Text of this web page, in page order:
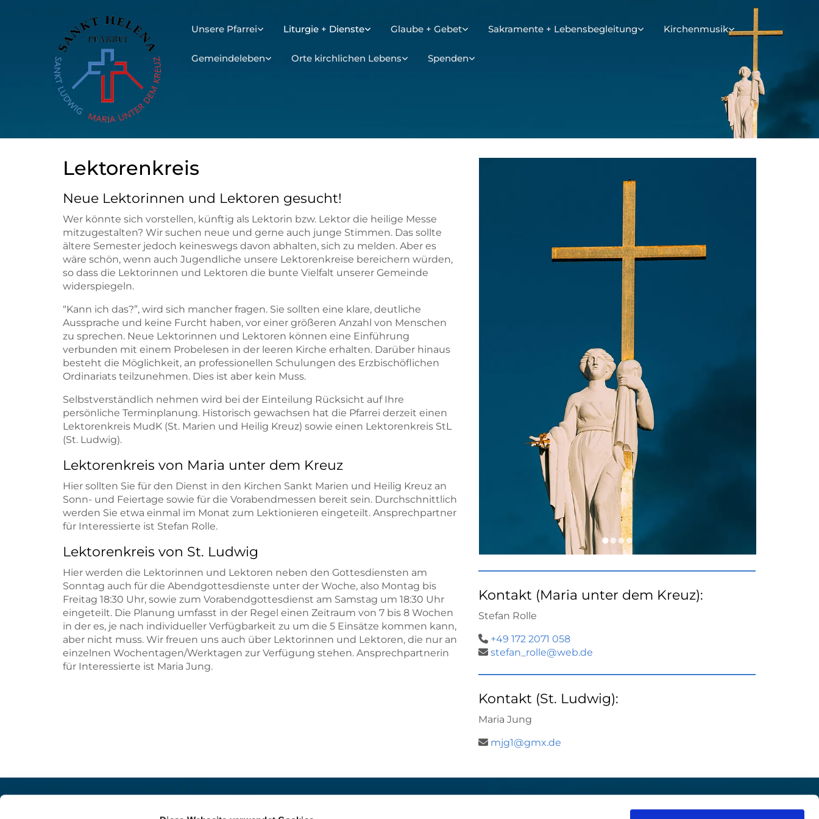
Unsere Pfarrei Liturgie + Dienste Glaube + Gebet Sakramente + Lebensbegleitung Kirchenmusik
Gemeindeleben Orte kirchlichen Lebens Spenden
Lektorenkreis
Neue Lektorinnen und Lektoren gesucht!
Wer könnte sich vorstellen, künftig als Lektorin bzw. Lektor die heilige Messe
mitzugestalten? Wir suchen neue und gerne auch junge Stimmen. Das sollte
ältere Semester jedoch keineswegs davon abhalten, sich zu melden. Aber es
wäre schön, wenn auch Jugendliche unsere Lektorenkreise bereichern würden,
so dass die Lektorinnen und Lektoren die bunte Vielfalt unserer Gemeinde
widerspiegeln.
“Kann ich das?”, wird sich mancher fragen. Sie sollten eine klare, deutliche
Aussprache und keine Furcht haben, vor einer größeren Anzahl von Menschen
zu sprechen. Neue Lektorinnen und Lektoren können eine Einführung
verbunden mit einem Probelesen in der leeren Kirche erhalten. Darüber hinaus
besteht die Möglichkeit, an professionellen Schulungen des Erzbischöflichen
Ordinariats teilzunehmen. Dies ist aber kein Muss.
Selbstverständlich nehmen wird bei der Einteilung Rücksicht auf Ihre
persönliche Terminplanung. Historisch gewachsen hat die Pfarrei derzeit einen
Lektorenkreis MudK (St. Marien und Heilig Kreuz) sowie einen Lektorenkreis StL
(St. Ludwig).
Lektorenkreis von Maria unter dem Kreuz
Hier sollten Sie für den Dienst in den Kirchen Sankt Marien und Heilig Kreuz an
Sonn- und Feiertage sowie für die Vorabendmessen bereit sein. Durchschnittlich
werden Sie etwa einmal im Monat zum Lektionieren eingeteilt. Ansprechpartner
für Interessierte ist Stefan Rolle.
Lektorenkreis von St. Ludwig
Hier werden die Lektorinnen und Lektoren neben den Gottesdiensten am
Sonntag auch für die Abendgottesdienste unter der Woche, also Montag bis
Freitag 18:30 Uhr, sowie zum Vorabendgottesdienst am Samstag um 18:30 Uhr
eingeteilt. Die Planung umfasst in der Regel einen Zeitraum von 7 bis 8 Wochen
in der es, je nach individueller Verfügbarkeit zu um die 5 Einsätze kommen kann,
aber nicht muss. Wir freuen uns auch über Lektorinnen und Lektoren, die nur an
einzelnen Wochentagen/Werktagen zur Verfügung stehen. Ansprechpartnerin
für Interessierte ist Maria Jung.
Kontakt (Maria unter dem Kreuz):
Stefan Rolle
 +49 172 2071 058
 stefan_rolle@web.de
Kontakt (St. Ludwig):
Maria Jung
 mjg1@gmx.de